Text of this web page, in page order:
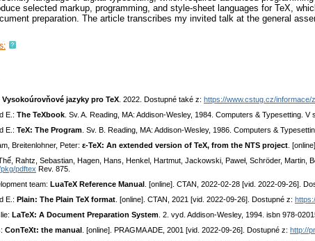
selected markup, programming, and style-sheet languages for TeX,
preparation. The article transcribes my invited talk at the general
Vysokoúrovňové jazyky pro TeX . 2022. Dostupné také z: https://www.cstug.cz/
E.: The TeXbook . Sv. A. Reading, MA: Addison-Wesley, 1984. Computers &
E.: TeX: The Program . Sv. B. Reading, MA: Addison-Wesley, 1986. Computers &
Breitenlohner, Peter: ε-TeX: An extended version of TeX, from the NTS project .
Rahtz, Sebastian, Hagen, Hans, Henkel, Hartmut, Jackowski, Paweł, Schröder, Martin,
pdftex Rev. 875.
team: LuaTeX Reference Manual . [online]. CTAN, 2022-02-28 [vid. 2022-09-26].
E.: Plain: The Plain TeX format . [online]. CTAN, 2021 [vid. 2022-09-26]. Dostupné z:
LaTeX: A Document Preparation System . 2. vyd. Addison-Wesley, 1994. isbn 978-
ConTeXt: the manual . [online]. PRAGMA ADE, 2001 [vid. 2022-09-26]. Dostupné z: http://